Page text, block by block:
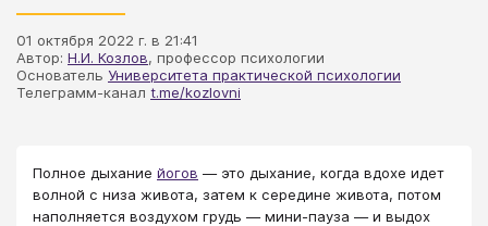
01 октября 2022 г. в 21:41
Автор: Н.И. Козлов, профессор психологии
Основатель Университета практической психологии
Телеграмм-канал t.me/kozlovni
Полное дыхание йогов — это дыхание, когда вдохе идет
волной с низа живота, затем к середине живота, потом
наполняется воздухом грудь — мини-пауза — и выдох